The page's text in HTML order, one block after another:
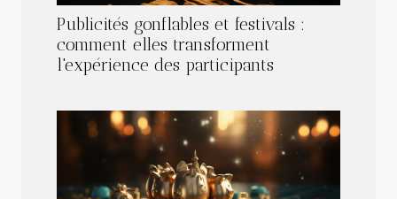
Publicités gonflables et festivals :
comment elles transforment
l'expérience des participants